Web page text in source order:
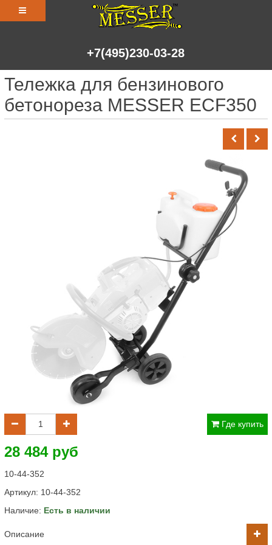
+7(495)230-03-28
Тележка для бензинового
бетонореза MESSER ECF350
Где купить
28 484 руб
10-44-352
Артикул: 10-44-352
Наличие: Есть в наличии
Описание